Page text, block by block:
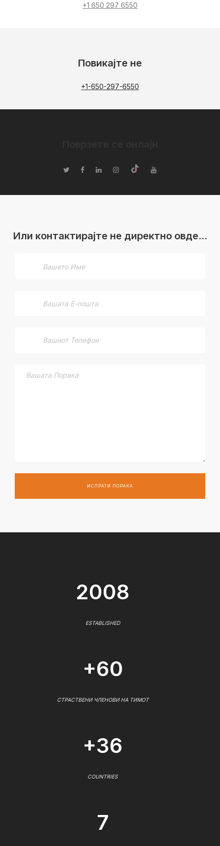
+1 650 297 6550
Повикајте не
+1-650-297-6550
Или контактирајте не директно овде…
ИСПРАТИ ПОРАКА
2008
ESTABLISHED
+60
СТРАСТВЕНИ ЧЛЕНОВИ НА ТИМОТ
+36
COUNTRIES
7